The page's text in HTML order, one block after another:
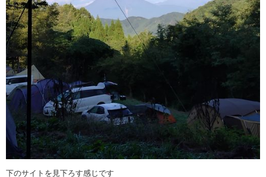
下のサイトを見下ろす感じです